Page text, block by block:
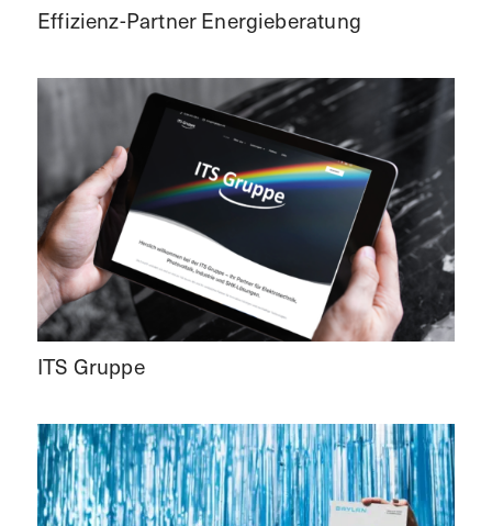
Effizienz-Partner Energieberatung
ITS Gruppe